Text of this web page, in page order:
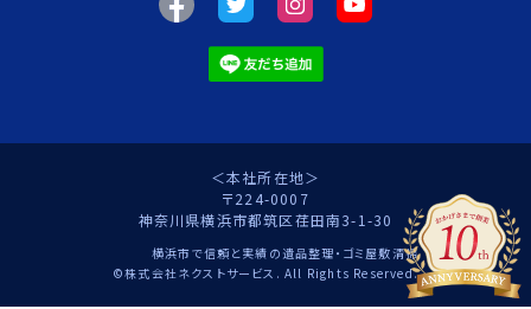
＜本社所在地＞
〒224-0007
神奈川県横浜市都筑区荏田南3-1-30
横浜市で信頼と実績の遺品整理・ゴミ屋敷清掃
©株式会社ネクストサービス. All Rights Reserved.